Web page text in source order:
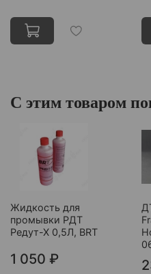
С этим товаром
Жидкость для
промывки РДТ
Редут-Х 0,5Л, BRT
1 050 ₽